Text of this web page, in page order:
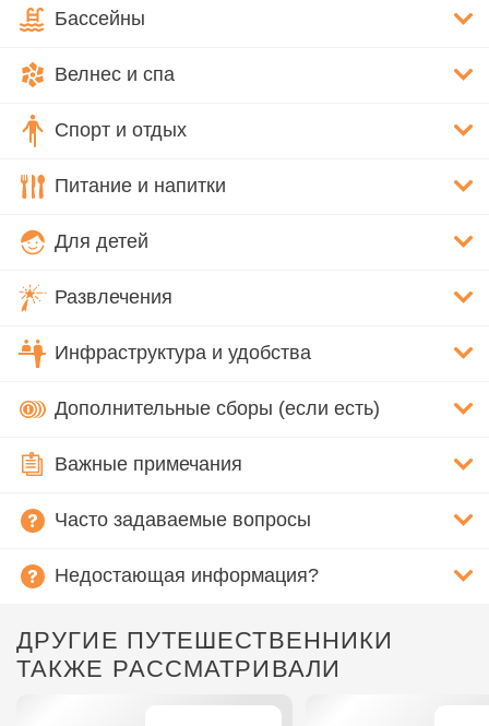
Бассейны
Велнес и спа
Спорт и отдых
Питание и напитки
Для детей
Развлечения
Инфраструктура и удобства
Дополнительные сборы (если есть)
Важные примечания
Часто задаваемые вопросы
Недостающая информация?
ДРУГИЕ ПУТЕШЕСТВЕННИКИ
ТАКЖЕ РАССМАТРИВАЛИ